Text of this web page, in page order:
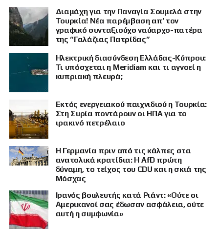
ΠΡΟΒΟΛΗ
Διαμάχη για την Παναγία Σουμελά στην
Τουρκία! Νέα παρέμβαση απ’ τον
γραφικό συνταξιούχο ναύαρχο-πατέρα
της “Γαλάζιας Πατρίδας”
Ηλεκτρική διασύνδεση Ελλάδας-Κύπρου:
Τι υπόσχεται η Meridiam και τι αγνοεί η
κυπριακή πλευρά;
Εκτός ενεργειακού παιχνιδιού η Τουρκία:
Στη Συρία ποντάρουν οι ΗΠΑ για το
ιρακινό πετρέλαιο
Η Γερμανία πριν από τις κάλπες στα
ανατολικά κρατίδια: Η AfD πρώτη
δύναμη, το τείχος του CDU και η σκιά της
Μόσχας
Ιρανός βουλευτής κατά Ριάντ: «Ούτε οι
Αμερικανοί σας έδωσαν ασφάλεια, ούτε
αυτή η συμφωνία»